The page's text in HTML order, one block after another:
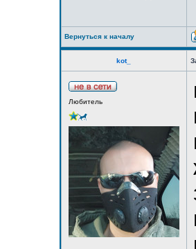
Вернуться к началу
kot_
Любитель